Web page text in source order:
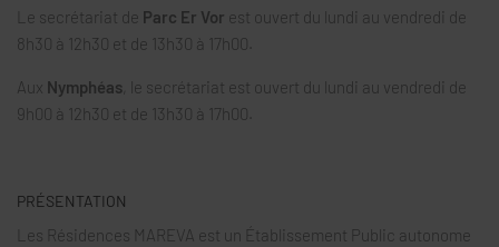
Le secrétariat de Parc Er Vor est ouvert du lundi au vendredi de
8h30 à 12h30 et de 13h30 à 17h00.
Aux Nymphéas , le secrétariat est ouvert du lundi au vendredi de
9h00 à 12h30 et de 13h30 à 17h00.
PRÉSENTATION
Les Résidences MAREVA est un Établissement Public autonome